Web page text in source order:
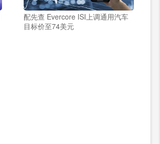
配先查 Evercore ISI上调通用汽车
目标价至74美元